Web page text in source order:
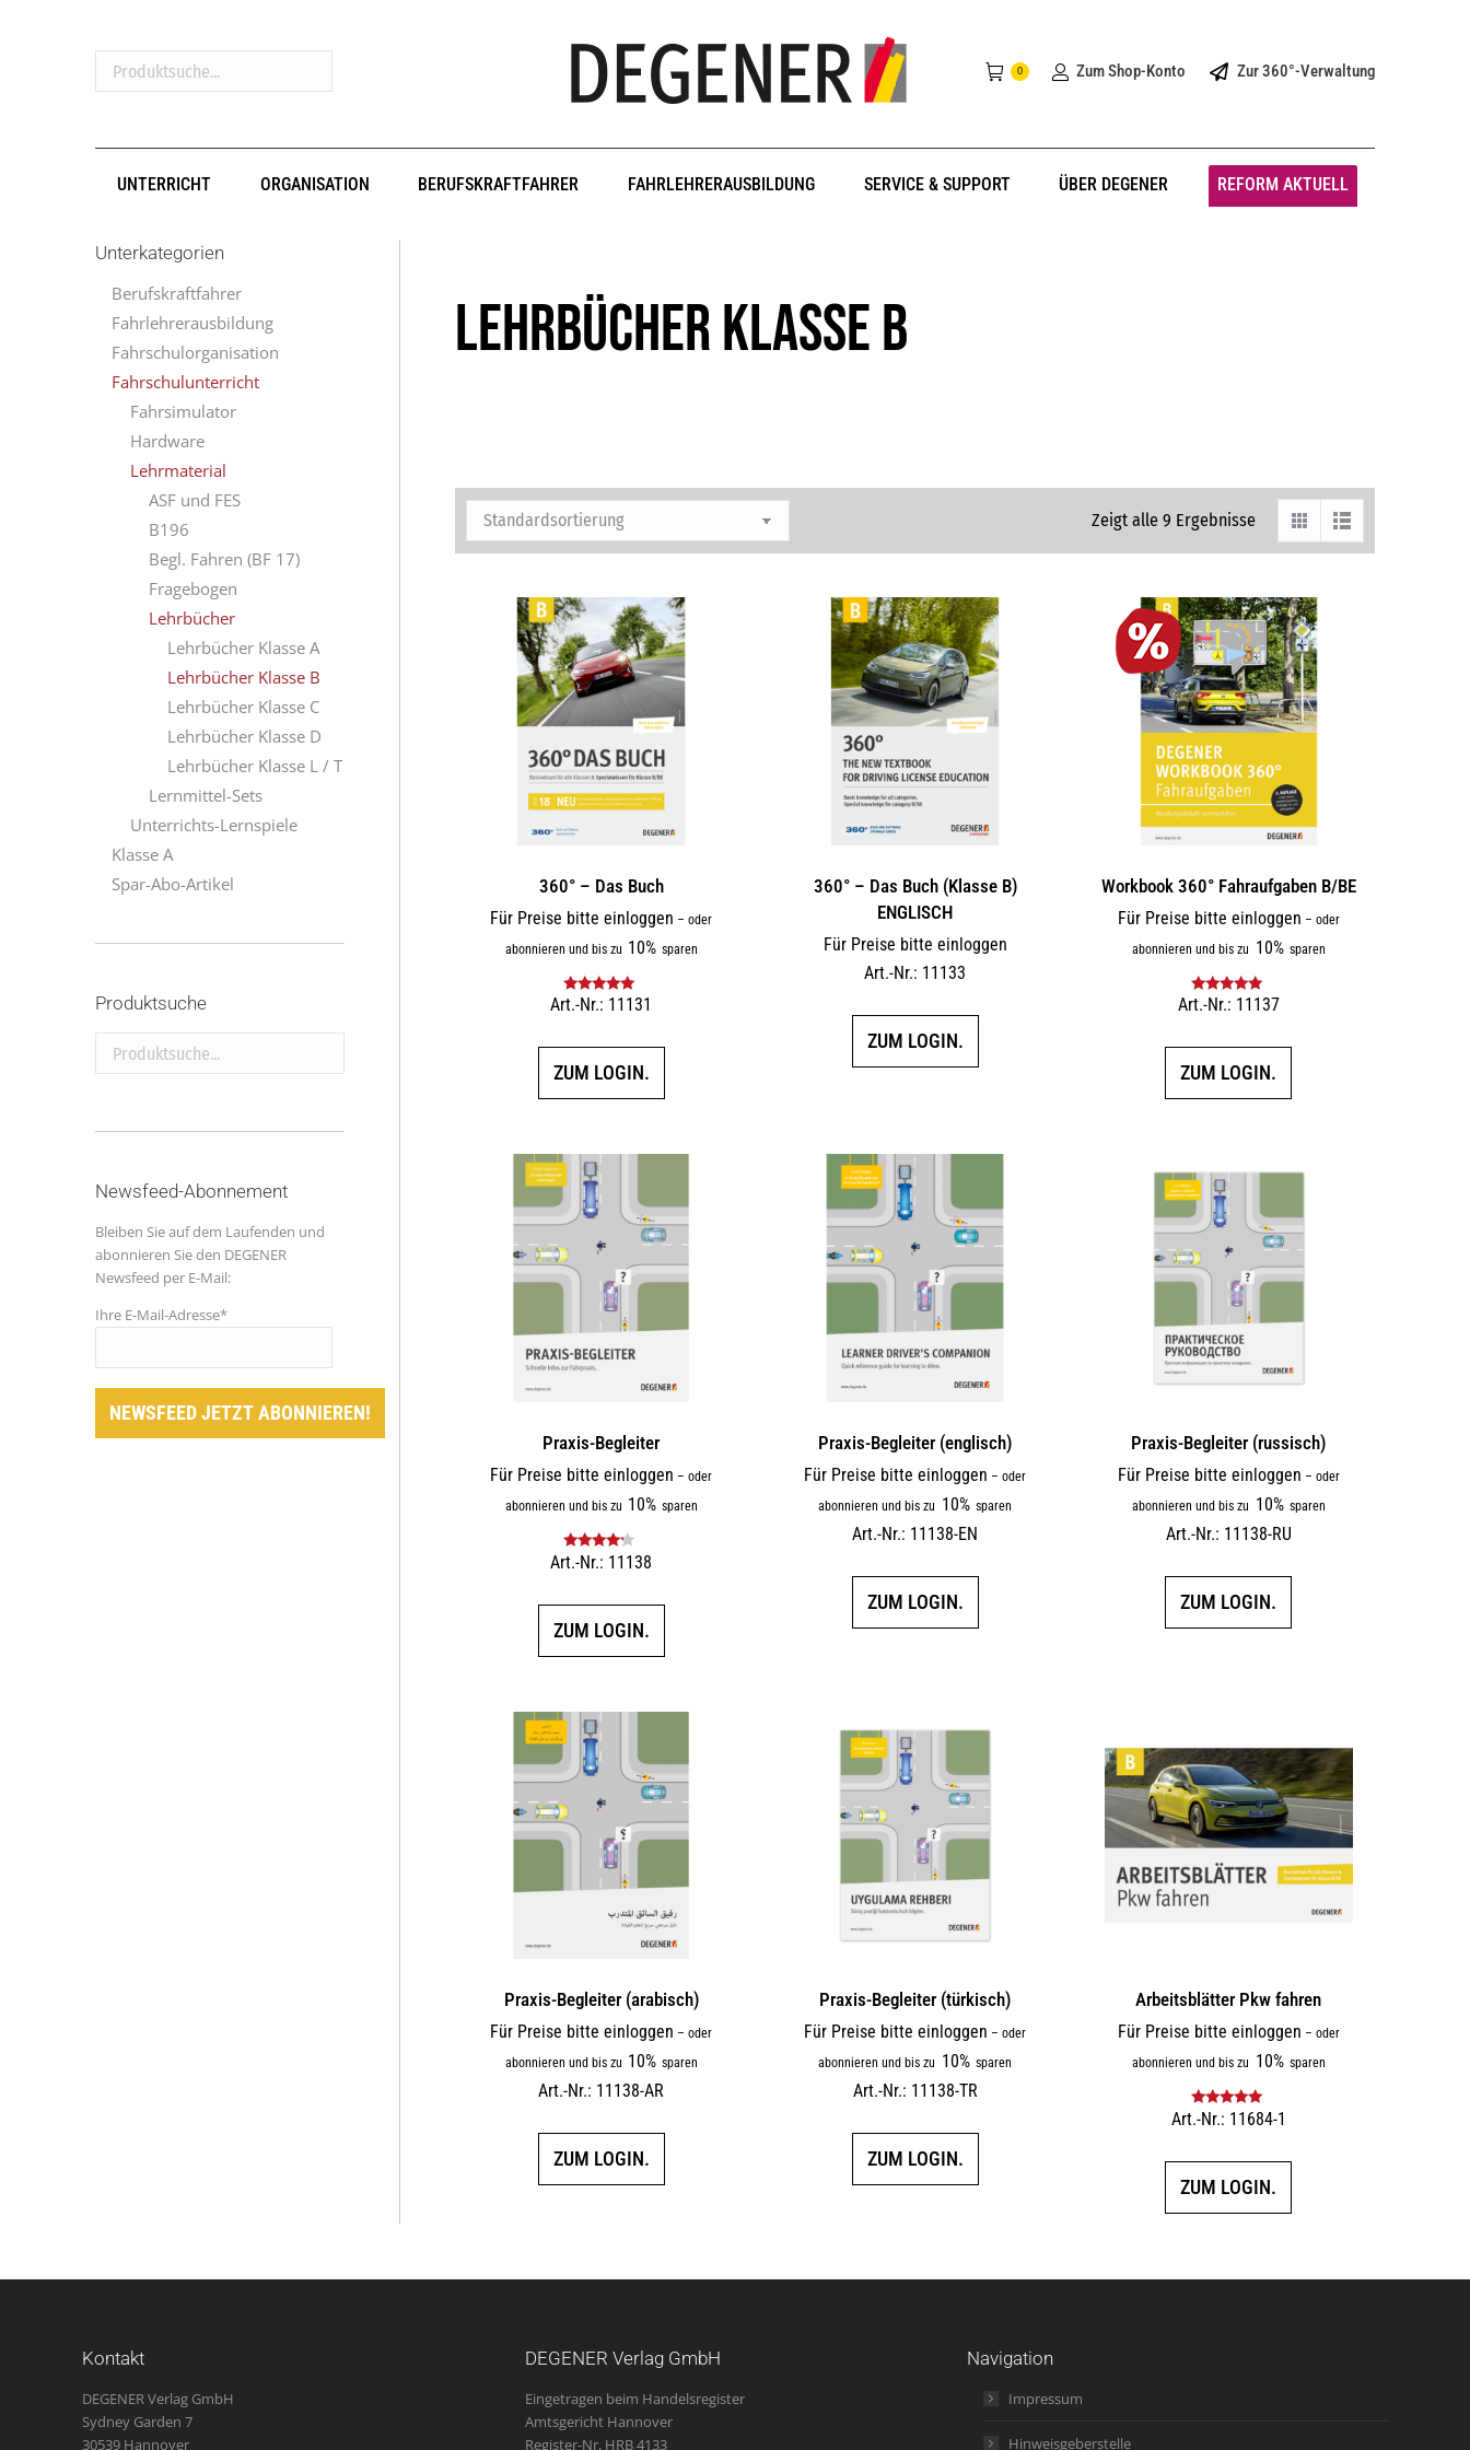
Produktsuche...
0 Zum Shop-Konto Zur 360°-Verwaltung
UNTERRICHT ORGANISATION BERUFSKRAFTFAHRER FAHRLEHRERAUSBILDUNG SERVICE & SUPPORT ÜBER DEGENER REFORM AKTUELL
Lehrbücher Klasse B
Zeigt alle 9 Ergebnisse
360° – Das Buch
Für Preise bitte einloggen – oder
abonnieren und bis zu 10% sparen
Bewertet mit
Art.-Nr.: 11131
ZUM LOGIN.
360° – Das Buch (Klasse B)
ENGLISCH
Für Preise bitte einloggen
Art.-Nr.: 11133
ZUM LOGIN.
Workbook 360° Fahraufgaben B/BE
Für Preise bitte einloggen – oder
abonnieren und bis zu 10% sparen
Bewertet mit
Art.-Nr.: 11137
ZUM LOGIN.
Praxis-Begleiter
Für Preise bitte einloggen – oder
abonnieren und bis zu 10% sparen
Bewertet
Art.-Nr.: 11138
ZUM LOGIN.
Praxis-Begleiter (englisch)
Für Preise bitte einloggen – oder
abonnieren und bis zu 10% sparen
Art.-Nr.: 11138-EN
ZUM LOGIN.
Praxis-Begleiter (russisch)
Für Preise bitte einloggen – oder
abonnieren und bis zu 10% sparen
Art.-Nr.: 11138-RU
ZUM LOGIN.
Praxis-Begleiter (arabisch)
Für Preise bitte einloggen – oder
abonnieren und bis zu 10% sparen
Art.-Nr.: 11138-AR
ZUM LOGIN.
Praxis-Begleiter (türkisch)
Für Preise bitte einloggen – oder
abonnieren und bis zu 10% sparen
Art.-Nr.: 11138-TR
ZUM LOGIN.
Arbeitsblätter Pkw fahren
Für Preise bitte einloggen – oder
abonnieren und bis zu 10% sparen
Bewertet mit
Art.-Nr.: 11684-1
ZUM LOGIN.
Unterkategorien
Berufskraftfahrer
Fahrlehrerausbildung
Fahrschulorganisation
Fahrschulunterricht
Fahrsimulator
Hardware
Lehrmaterial
ASF und FES
B196
Begl. Fahren (BF 17)
Fragebogen
Lehrbücher
Lehrbücher Klasse A
Lehrbücher Klasse B
Lehrbücher Klasse C
Lehrbücher Klasse D
Lehrbücher Klasse L / T
Lernmittel-Sets
Unterrichts-Lernspiele
Klasse A
Spar-Abo-Artikel
Produktsuche
Produktsuche...
Newsfeed-Abonnement
Bleiben Sie auf dem Laufenden und
abonnieren Sie den DEGENER
Newsfeed per E-Mail:
Ihre E-Mail-Adresse*
Kontakt
DEGENER Verlag GmbH
Sydney Garden 7
30539 Hannover
DEGENER Verlag GmbH
Eingetragen beim Handelsregister
Amtsgericht Hannover
Register-Nr. HRB 4133
Navigation
Impressum
Hinweisgeberstelle